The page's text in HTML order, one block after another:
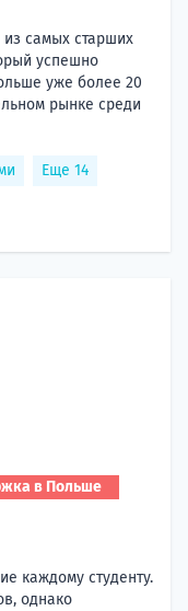
самых старших
успешно
уже более 20
рынке среди
Еще 14
в Польше
каждому студенту.
однако